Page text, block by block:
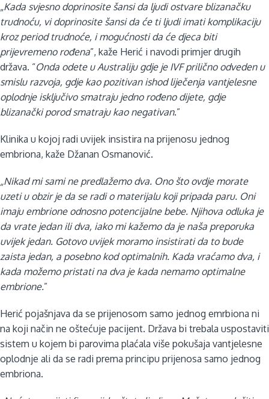
„Kada svjesno doprinosite šansi da ljudi ostvare blizanačku
trudnoću, vi doprinosite šansi da će ti ljudi imati komplikaciju
kroz period trudnoće, i mogućnosti da će djeca biti
prijevremeno rođena”, kaže Herić i navodi primjer drugih
država. “Onda odete u Australiju gdje je IVF prilično odveden u
smislu razvoja, gdje kao pozitivan ishod liječenja vantjelesne
oplodnje isključivo smatraju jedno rođeno dijete, gdje
blizanački porod smatraju kao negativan.”
Klinika u kojoj radi uvijek insistira na prijenosu jednog
embriona, kaže Džanan Osmanović.
„Nikad mi sami ne predlažemo dva. Ono što ovdje morate
uzeti u obzir je da se radi o materijalu koji pripada paru. Oni
imaju embrione odnosno potencijalne bebe. Njihova odluka je
da vrate jedan ili dva, iako mi kažemo da je naša preporuka
uvijek jedan. Gotovo uvijek moramo insistirati da to bude
zaista jedan, a posebno kod optimalnih. Kada vraćamo dva, i
kada možemo pristati na dva je kada nemamo optimalne
embrione.”
Herić pojašnjava da se prijenosom samo jednog emrbiona ni
na koji način ne oštećuje pacijent. Država bi trebala uspostaviti
sistem u kojem bi parovima plaćala više pokušaja vantjelesne
oplodnje ali da se radi prema principu prijenosa samo jednog
embriona.